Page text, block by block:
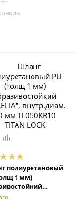
полиуретановый
1 мм)
внутр.диам.